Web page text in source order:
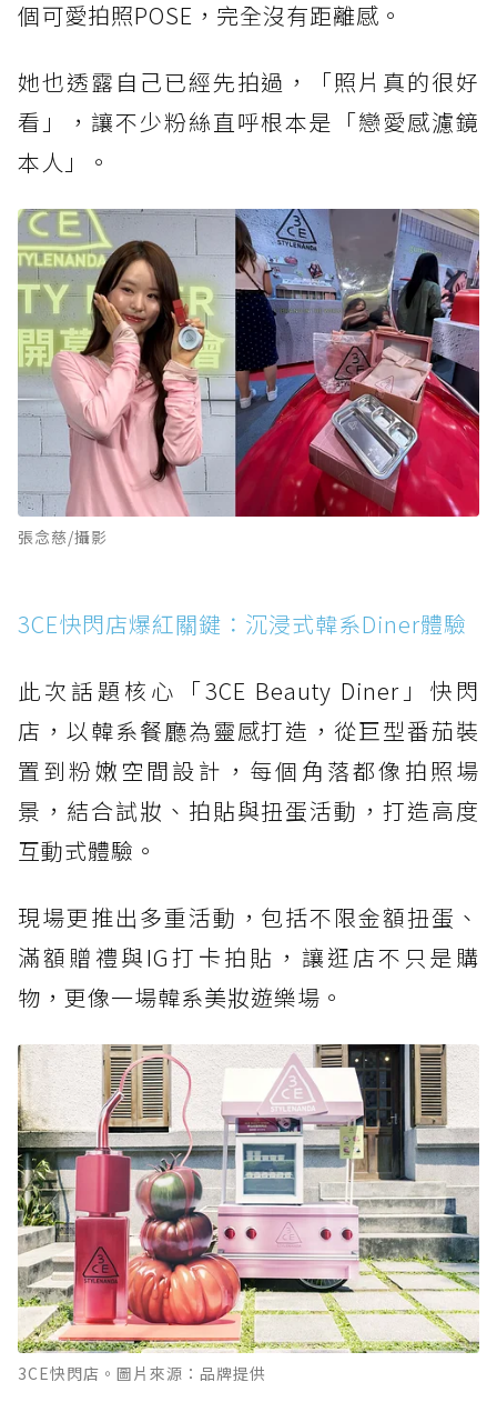
個可愛拍照POSE，完全沒有距離感。
她也透露自己已經先拍過，「照片真的很好
看」，讓不少粉絲直呼根本是「戀愛感濾鏡
本人」。
張念慈/攝影
3CE快閃店爆紅關鍵：沉浸式韓系Diner體驗
此次話題核心「3CE Beauty Diner」快閃
店，以韓系餐廳為靈感打造，從巨型番茄裝
置到粉嫩空間設計，每個角落都像拍照場
景，結合試妝、拍貼與扭蛋活動，打造高度
互動式體驗。
現場更推出多重活動，包括不限金額扭蛋、
滿額贈禮與IG打卡拍貼，讓逛店不只是購
物，更像一場韓系美妝遊樂場。
3CE快閃店。圖片來源：品牌提供